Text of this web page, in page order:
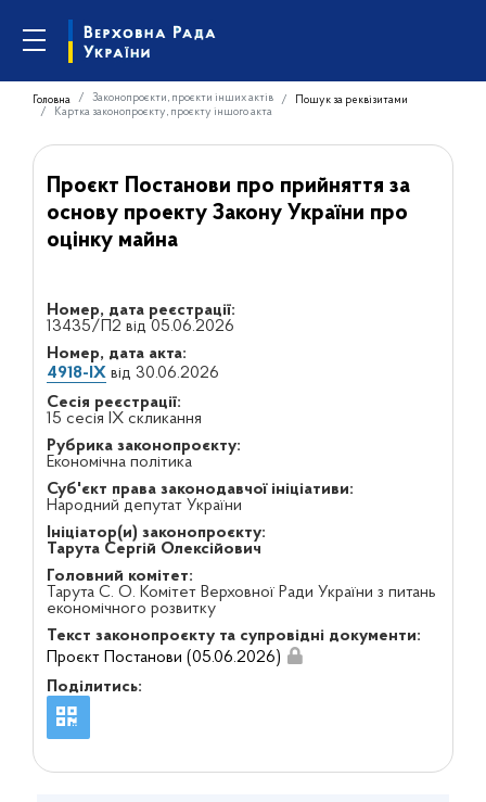
Головна Законопроєкти, проєкти інших актів
Пошук за реквізитами
Картка законопроєкту, проєкту іншого акта
Проєкт Постанови про прийняття за
основу проекту Закону України про
оцінку майна
Номер, дата реєстрації:
13435/П2 від 05.06.2026
Номер, дата акта:
4918-IXвід 30.06.2026
Сесія реєстрації:
15 сесія IX скликання
Рубрика законопроєкту:
Економічна політика
Суб'єкт права законодавчої ініціативи:
Народний депутат України
Ініціатор(и) законопроєкту:
Тарута Сергій Олексійович
Головний комітет:
Тарута С. О. Комітет Верховної Ради України з питань
економічного розвитку
Текст законопроєкту та супровідні документи:
Проєкт Постанови (05.06.2026)
Поділитись: